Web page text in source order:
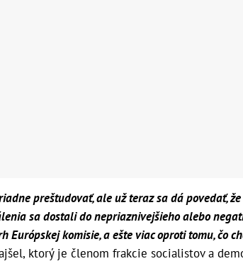
preštudovať, ale už teraz sa dá povedať,
sa dostali do nepriaznivejšieho alebo
Európskej komisie, a ešte viac oproti tomu, čo
ktorý je členom frakcie socialistov a